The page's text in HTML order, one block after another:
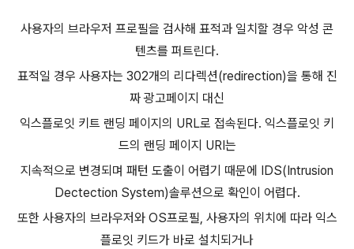
사용자의 브라우저 프로필을 검사해 표적과 일치할 경우 악성 콘
텐츠를 퍼트린다.
표적일 경우 사용자는 302개의 리다렉션(redirection)을 통해 진
짜 광고페이지 대신
익스플로잇 키트 랜딩 페이지의 URL로 접속된다. 익스플로잇 키
드의 랜딩 페이지 URI는
지속적으로 변경되며 패턴 도출이 어렵기 때문에 IDS(Intrusion
Dectection System)솔루션으로 확인이 어렵다.
또한 사용자의 브라우저와 OS프로필, 사용자의 위치에 따라 익스
플로잇 키드가 바로 설치되거나